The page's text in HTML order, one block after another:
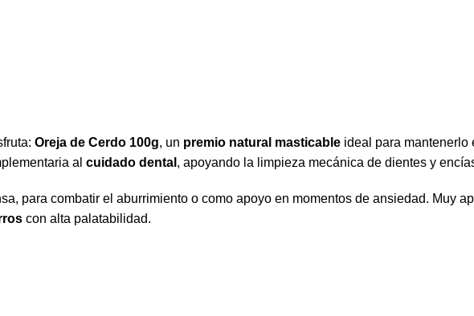
Oreja de Cerdo 100g, un premio natural masticable ideal para mantenerlo
al cuidado dental , apoyando la limpieza mecánica de dientes y
para combatir el aburrimiento o como apoyo en momentos de ansiedad. Muy
con alta palatabilidad.